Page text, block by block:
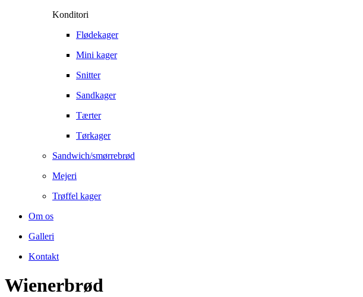
Konditori
Flødekager
Mini kager
Snitter
Sandkager
Tærter
Tørkager
Sandwich/smørrebrød
Mejeri
Trøffel kager
Om os
Galleri
Kontakt
Wienerbrød